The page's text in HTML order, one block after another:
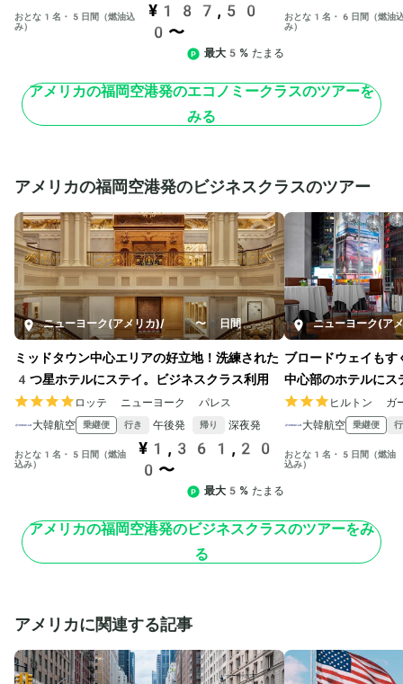
おとな1名・5日間（燃油込
み）
¥187,50
0〜
最大5% たまる
おとな1名・6日間（燃油
み）
アメリカの福岡空港発のエコノミークラスのツアーを
みる
アメリカの福岡空港発のビジネスクラスのツアー
ニューヨーク(アメリカ)/ 5〜8日間
ミッドタウン中心エリアの好立地！洗練された
4つ星ホテルにステイ。ビジネスクラス利用
ロッテ ニューヨーク パレス
大韓航空
乗継便 行き 午後発 帰り 深夜発
おとな1名・5日間（燃油
込み）
¥1,361,20
0〜
最大5% たまる
ニューヨーク(ア
ブロードウェイもす
中心部のホテルにス
ヒルトン ガ
大韓航空
乗継便
おとな1名・5日間（燃油
込み）
アメリカの福岡空港発のビジネスクラスのツアーをみ
る
アメリカに関連する記事